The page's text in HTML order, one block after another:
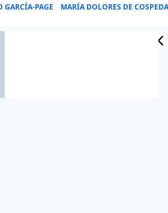
GARCÍA-PAGE MARÍA DOLORES DE
regional del PSOE, Emiliano